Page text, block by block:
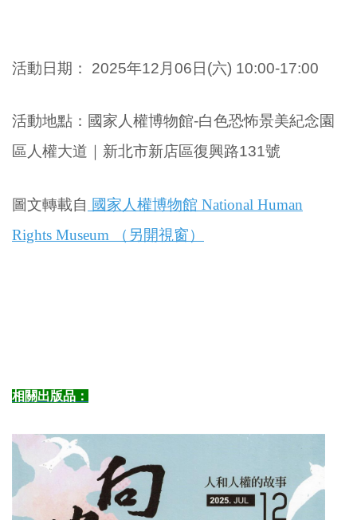
活動日期： 2025年12 月06日(六) 10:00-17:00
活動地點 ： 國家人權博物館-白色恐怖景美紀念園
區人權大道
新北市新店區復興路131號
圖文轉載自 國家人權博物館 National Human
Rights Museum （另開視窗）
相關出版品：